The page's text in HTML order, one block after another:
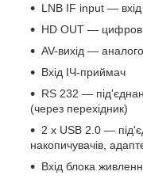
LNB IF input — вхід
HD OUT —
AV-вихід —
Вхід ІЧ-приймач
RS 232 —
(через перехідник)
2 х USB 2.0 —
накопичувачів,
Вхід блока